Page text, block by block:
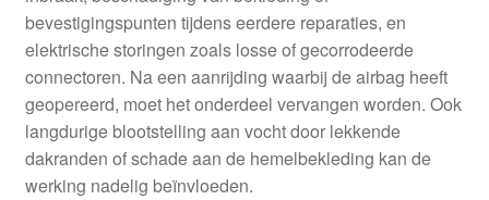
bevestigingspunten tijdens eerdere reparaties, en
elektrische storingen zoals losse of gecorrodeerde
connectoren. Na een aanrijding waarbij de airbag heeft
geopereerd, moet het onderdeel vervangen worden. Ook
langdurige blootstelling aan vocht door lekkende
dakranden of schade aan de hemelbekleding kan de
werking nadelig beïnvloeden.